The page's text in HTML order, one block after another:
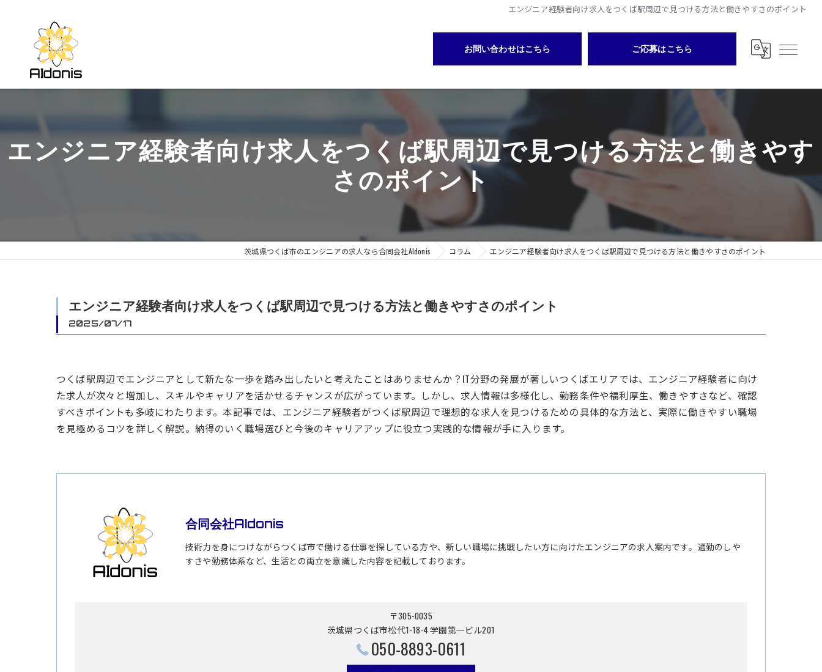
エンジニア経験者向け求人をつくば駅周辺で見つける方法と働きやすさのポイント
お問い合わせはこちら ご応募はこちら
エンジニア経験者向け求人をつくば駅周辺で見つける方法と働きやす
さのポイント
茨城県つくば市のエンジニアの求人なら合同会社AIdonis コラム エンジニア経験者向け求人をつくば駅周辺で見つける方法と働きやすさのポイント
エンジニア経験者向け求人をつくば駅周辺で見つける方法と働きやすさのポイント
2025/07/17
つくば駅周辺でエンジニアとして新たな一歩を踏み出したいと考えたことはありませんか？IT分野の発展が著しいつくばエリアでは、エンジニア経験者に向け
た求人が次々と増加し、スキルやキャリアを活かせるチャンスが広がっています。しかし、求人情報は多様化し、勤務条件や福利厚生、働きやすさなど、確認
すべきポイントも多岐にわたります。本記事では、エンジニア経験者がつくば駅周辺で理想的な求人を見つけるための具体的な方法と、実際に働きやすい職場
を見極めるコツを詳しく解説。納得のいく職場選びと今後のキャリアアップに役立つ実践的な情報が手に入ります。
合同会社AIdonis
技術力を身につけながらつくば市で働ける仕事を探している方や、新しい職場に挑戦したい方に向けたエンジニアの求人案内です。通勤のしや
すさや勤務体系など、生活との両立を意識した内容を記載しております。
〒305-0035
茨城県つくば市松代1-18-4 学園第一ビル201
050-8893-0611